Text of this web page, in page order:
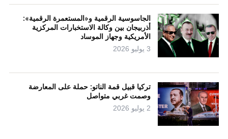
الجاسوسية الرقمية و«المستعمرة الرقمية»:
أذربيجان بين وكالة الاستخبارات المركزية
الأمريكية وجهاز الموساد
3 يوليو 2026
تركيا قبيل قمة الناتو: حملة على المعارضة
وصمت غربي متواصل
2 يوليو 2026